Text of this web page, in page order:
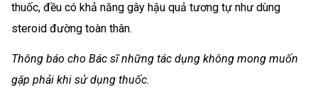
thuốc, đều có khả năng gây hậu quả tương tự như dùng
steroid đường toàn thân.
Thông báo cho Bác sĩ những tác dụng không mong muốn
gặp phải khi sử dụng thuốc.